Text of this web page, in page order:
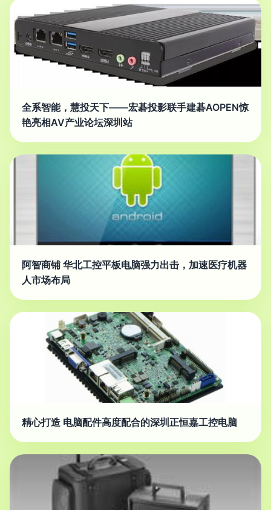
全系智能，慧投天下——宏碁投影联手建碁AOPEN惊
艳亮相AV产业论坛深圳站
阿智商铺 华北工控平板电脑强力出击，加速医疗机器
人市场布局
精心打造 电脑配件高度配合的深圳正恒嘉工控电脑